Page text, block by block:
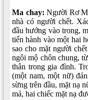
Ma chay: Người Rơ
nhà có người chết.
đầu hướng vào trong,
tiến hành vào một hai
sao cho mặt người
ngôi mộ chôn chung,
thân trong gia đình.
(một nam, một nữ)
sừng trên đầu, mặt nạ
mả, hai chiếc mặt nạ